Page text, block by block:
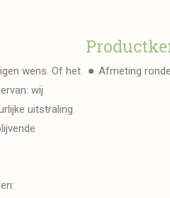
wens. Of het
wij
uitstraling
Afmeting